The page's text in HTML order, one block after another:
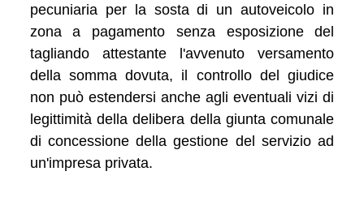
pecuniaria per la sosta di un autoveicolo in
zona a pagamento senza esposizione del
tagliando attestante l'avvenuto versamento
della somma dovuta, il controllo del giudice
non può estendersi anche agli eventuali vizi di
legittimità della delibera della giunta comunale
di concessione della gestione del servizio ad
un'impresa privata.